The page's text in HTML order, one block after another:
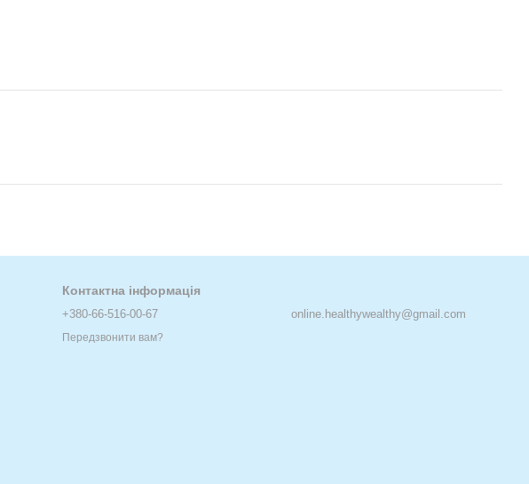
Контактна інформація
+380-66-516-00-67
Передзвонити вам?
online.healthywealthy@gmail.com